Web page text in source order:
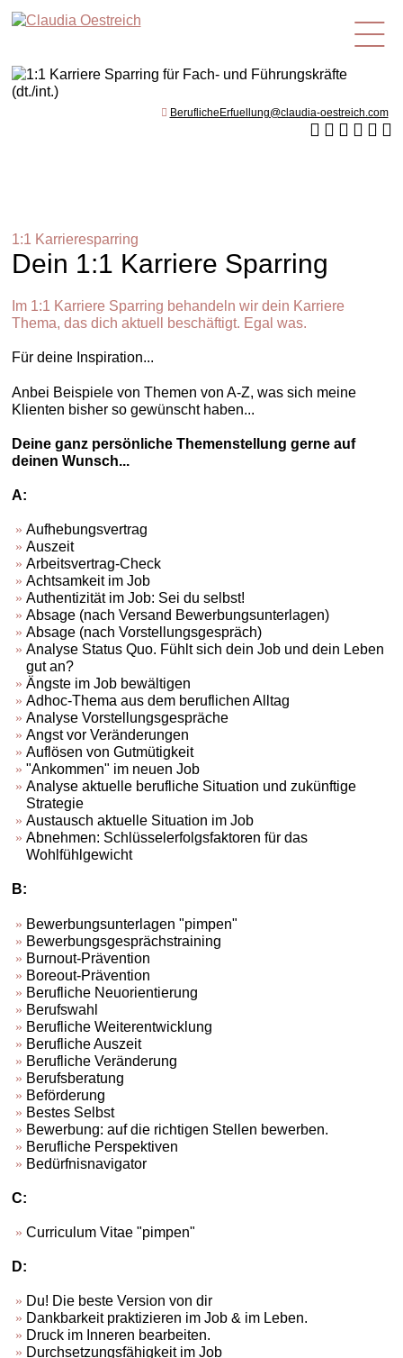
de
BeruflicheErfuellung@claudia-oestreich.com
1:1 Karrieresparring
Dein 1:1 Karriere Sparring
Im 1:1 Karriere Sparring behandeln wir dein Karriere
Thema, das dich aktuell beschäftigt. Egal was.
Für deine Inspiration...
Anbei Beispiele von Themen von A-Z, was sich meine
Klienten bisher so gewünscht haben...
Deine ganz persönliche Themenstellung gerne auf
deinen Wunsch...
A:
Aufhebungsvertrag
Auszeit
Arbeitsvertrag-Check
Achtsamkeit im Job
Authentizität im Job: Sei du selbst!
Absage (nach Versand Bewerbungsunterlagen)
Absage (nach Vorstellungsgespräch)
Analyse Status Quo. Fühlt sich dein Job und dein Leben
gut an?
Ängste im Job bewältigen
Adhoc-Thema aus dem beruflichen Alltag
Analyse Vorstellungsgespräche
Angst vor Veränderungen
Auflösen von Gutmütigkeit
"Ankommen" im neuen Job
Analyse aktuelle berufliche Situation und zukünftige
Strategie
Austausch aktuelle Situation im Job
Abnehmen: Schlüsselerfolgsfaktoren für das
Wohlfühlgewicht
B:
Bewerbungsunterlagen "pimpen"
Bewerbungsgesprächstraining
Burnout-Prävention
Boreout-Prävention
Berufliche Neuorientierung
Berufswahl
Berufliche Weiterentwicklung
Berufliche Auszeit
Berufliche Veränderung
Berufsberatung
Beförderung
Bestes Selbst
Bewerbung: auf die richtigen Stellen bewerben.
Berufliche Perspektiven
Bedürfnisnavigator
C:
Curriculum Vitae "pimpen"
D:
Du! Die beste Version von dir
Dankbarkeit praktizieren im Job & im Leben.
Druck im Inneren bearbeiten.
Durchsetzungsfähigkeit im Job